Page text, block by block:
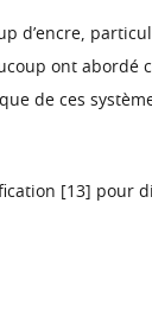
d’encre,
ont abordé
de ces
[13] pour